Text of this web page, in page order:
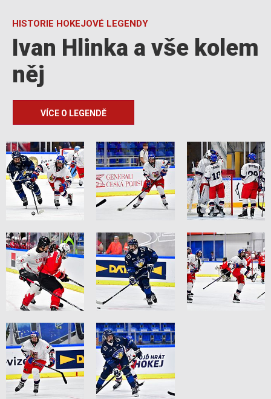
HISTORIE HOKEJOVÉ LEGENDY
Ivan Hlinka a vše kolem
něj
VÍCE O LEGENDĚ